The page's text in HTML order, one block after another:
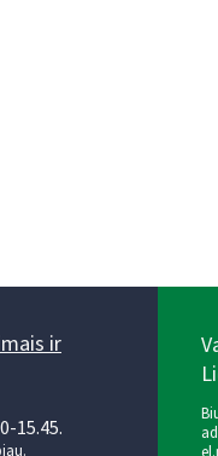
ir
15.45.